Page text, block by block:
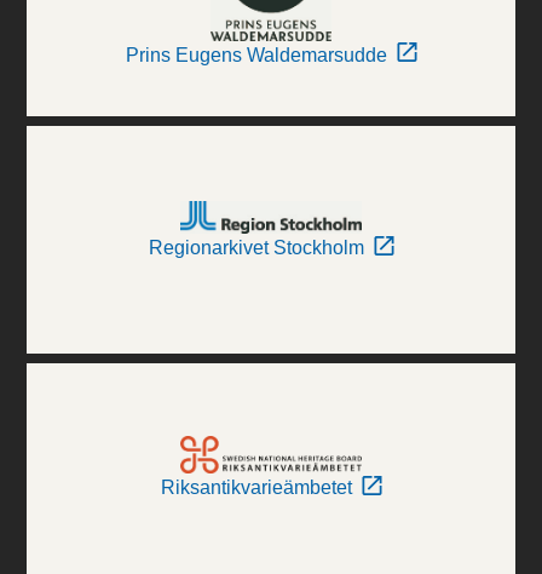
Prins Eugens Waldemarsudde
Regionarkivet Stockholm
Riksantikvarieämbetet